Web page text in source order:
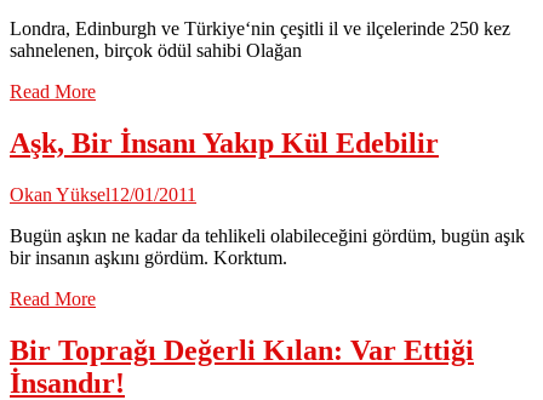
Londra, Edinburgh ve Türkiye‘nin çeşitli il ve ilçelerinde 250 kez
sahnelenen, birçok ödül sahibi Olağan
Read More
Aşk, Bir İnsanı Yakıp Kül Edebilir
Okan Yüksel12/01/2011
Bugün aşkın ne kadar da tehlikeli olabileceğini gördüm, bugün aşık
bir insanın aşkını gördüm. Korktum.
Read More
Bir Toprağı Değerli Kılan: Var Ettiği
İnsandır!